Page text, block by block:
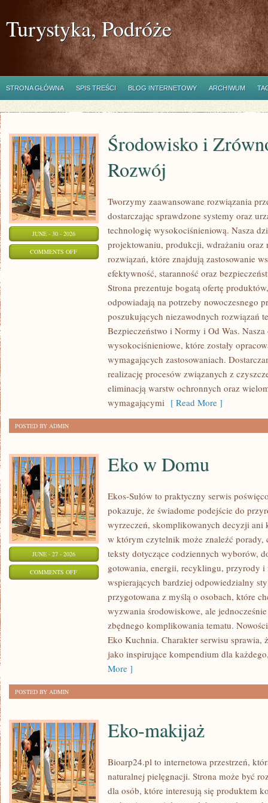
Turystyka, Podróże
STRONA GŁÓWNA SPIS TREŚCI BLOG INTERNETOWY ARCHIWUM
JUNE - 30 - 2026
COMMENTS OFFON
Środowisko i
Rozwój
Tworzymy zaawansowane rozwiązania
dostarczając sprawdzone systemy oraz
technologię wysokociśnieniową. Nasza
projektowaniu, produkcji, wdrażaniu oraz
rozwiązań, które znajdują zastosowanie
efektywność, staranność oraz
Strona prezentuje bogatą ofertę
odpowiadają na potrzeby nowoczesnego
poszukujących niezawodnych rozwiązań
Bezpieczeństwo i Normy i Od Was.
wysokociśnieniowe, które zostały
wymagających zastosowaniach.
realizację procesów związanych z
eliminacją warstw ochronnych oraz
wymagającymi [ Read More ]
POSTED BY ADMIN
JUNE - 27 - 2026
COMMENTS OFFON
Eko w Domu
Ekos-Sułów to praktyczny serwis
pokazuje, że świadome podejście do
wyrzeczeń, skomplikowanych decyzji ani
w którym czytelnik może znaleźć porady,
teksty dotyczące codziennych wyborów,
gotowania, energii, recyklingu, przyrody i
wspierających bardziej odpowiedzialny
przygotowana z myślą o osobach, które
wyzwania środowiskowe, ale
zbędnego komplikowania tematu.
Eko Kuchnia. Charakter serwisu sprawia,
jako inspirujące kompendium dla
More ]
POSTED BY ADMIN
Eko-makijaż
Bioarp24.pl to internetowa przestrzeń,
naturalnej pielęgnacji. Strona może być
dla osób, które interesują się produktem